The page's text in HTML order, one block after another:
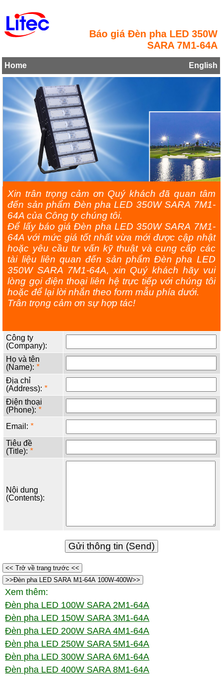
Báo giá Đèn pha LED 350W
SARA 7M1-64A
Home English
Xin trân trọng cảm ơn Quý khách đã quan tâm
đến sản phẩm Đèn pha LED 350W SARA 7M1-
64A của Công ty chúng tôi.
Để lấy báo giá Đèn pha LED 350W SARA 7M1-
64A với mức giá tốt nhất vừa mới được cập nhật
hoặc yêu cầu tư vấn kỹ thuật và cung cấp các
tài liệu liên quan đến sản phẩm Đèn pha LED
350W SARA 7M1-64A, xin Quý khách hãy vui
lòng gọi điện thoại liên hệ trực tiếp với chúng tôi
hoặc để lại lời nhắn theo form mẫu phía dưới.
Trân trọng cảm ơn sự hợp tác!
Công ty
(Company):
Họ và tên
(Name): *
Địa chỉ
(Address): *
Điện thoại
(Phone): *
Email: *
Tiêu đề
(Title): *
Nội dung
(Contents):
<< Trở về trang trước <<
>>Đèn pha LED SARA M1-64A 100W-400W>>
Xem thêm:
Đèn pha LED 100W SARA 2M1-64A
Đèn pha LED 150W SARA 3M1-64A
Đèn pha LED 200W SARA 4M1-64A
Đèn pha LED 250W SARA 5M1-64A
Đèn pha LED 300W SARA 6M1-64A
Đèn pha LED 400W SARA 8M1-64A